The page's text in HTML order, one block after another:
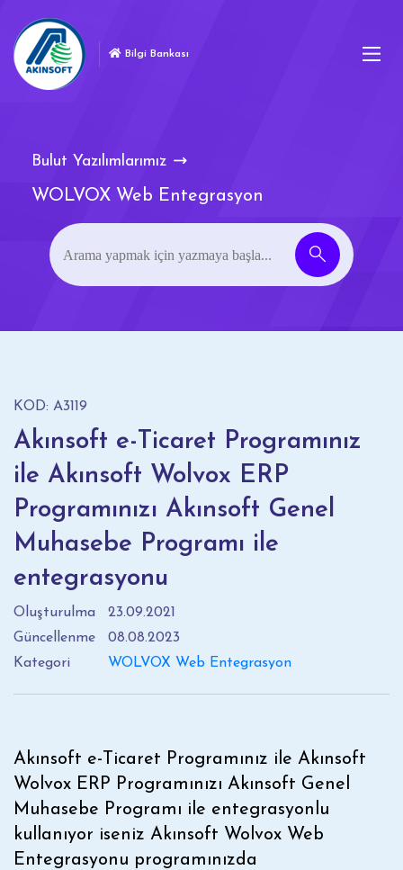
Bilgi Bankası
Bulut Yazılımlarımız
WOLVOX Web Entegrasyon
KOD: A3119
Akınsoft e-Ticaret Programınız
ile Akınsoft Wolvox ERP
Programınızı Akınsoft Genel
Muhasebe Programı ile
entegrasyonu
Oluşturulma
23.09.2021
Güncellenme
08.08.2023
Kategori
WOLVOX Web Entegrasyon
Akınsoft e-Ticaret Programınız ile Akınsoft
Wolvox ERP Programınızı Akınsoft Genel
Muhasebe Programı ile entegrasyonlu
kullanıyor iseniz Akınsoft Wolvox Web
Entegrasyonu programınızda